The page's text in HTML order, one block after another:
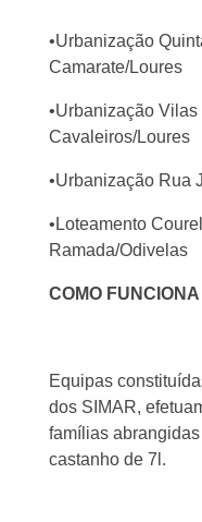
•Urbanização
Camarate/Loures
•Urbanização
Cavaleiros/Loures
•Urbanização Rua
•Loteamento
Ramada/Odivelas
COMO
Equipas
dos SIMAR,
famílias
castanho de 7l.